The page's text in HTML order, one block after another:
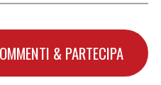
& PARTECIPA